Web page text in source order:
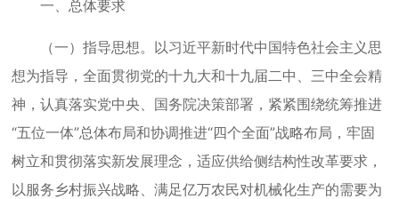
一、总体要求
（一）指导思想。以习近平新时代中国特色社会主义思
想为指导，全面贯彻党的十九大和十九届二中、三中全会精
神，认真落实党中央、国务院决策部署，紧紧围绕统筹推进
“五位一体”总体布局和协调推进“四个全面”战略布局，牢固
树立和贯彻落实新发展理念，适应供给侧结构性改革要求，
以服务乡村振兴战略、满足亿万农民对机械化生产的需要为